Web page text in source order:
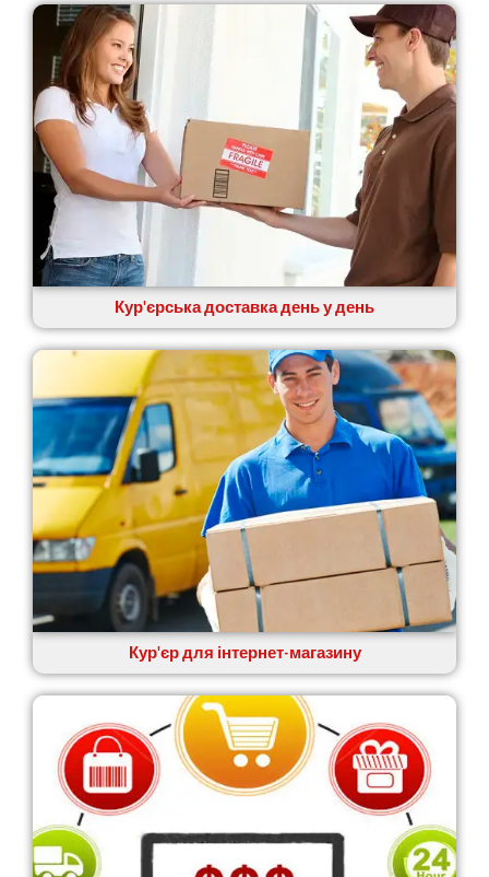
Кур'єрська доставка день у день
Кур'єр для інтернет-магазину